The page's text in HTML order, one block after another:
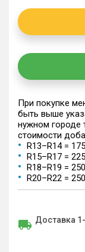
При покупке
быть выше
нужном городе
стоимости
R13–R14 =
R15–R17 =
R18–R19 =
R20–R22 =
Доставка